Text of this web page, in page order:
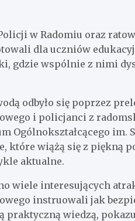
w Radomiu oraz
dla uczniów
gdzie wspólnie z nimi
odbyło się poprzez
i policjanci z
Ogólnokształcącego im.
które wiążą się z piękną
aktualne.
wiele interesujących
instruowali jak
wiedzą,